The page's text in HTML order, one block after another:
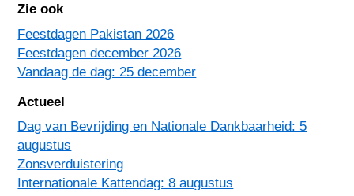
Zie ook
Feestdagen Pakistan 2026
Feestdagen december 2026
Vandaag de dag: 25 december
Actueel
Dag van Bevrijding en Nationale Dankbaarheid: 5
augustus
Zonsverduistering
Internationale Kattendag: 8 augustus